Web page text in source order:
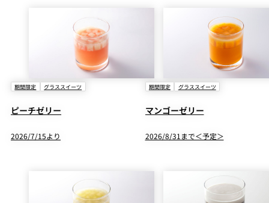
期間限定 グラススイーツ
ピーチゼリー
2026/7/15より
期間限定 グラススイーツ
マンゴーゼリー
2026/8/31まで＜予定＞